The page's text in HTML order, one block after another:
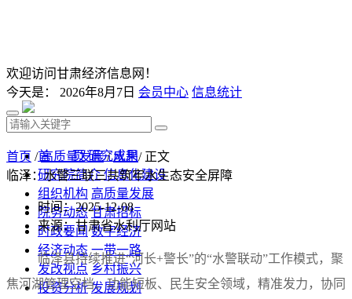
欢迎访问甘肃经济信息网！
今天是： 2026年8月7日 会员中心 信息统计
首 页 研究成果
研究院简介 信息化建设
组织机构 高质量发展
院务动态 甘肃招标
时政要闻 数字经济
经济动态 一带一路
发改视点 乡村振兴
投资分析 发展规划
首页 /高质量发展/水利/ 正文
临泽：水警三联三共筑牢水生态安全屏障
时间：2025-12-08
来源：甘肃省水利厅网站
临泽县持续推进“河长+警长”的“水警联动”工作模式，聚
焦河湖管理空档、功能短板、民生安全领域，精准发力，协同